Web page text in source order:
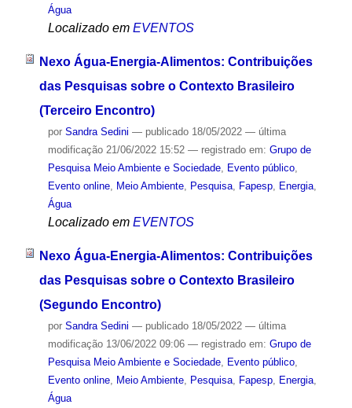
Água
Localizado em EVENTOS
Nexo Água-Energia-Alimentos: Contribuições
das Pesquisas sobre o Contexto Brasileiro
(Terceiro Encontro)
por Sandra Sedini — publicado18/05/2022 — última
modificação21/06/2022 15:52 — registrado em: Grupo de
Pesquisa Meio Ambiente e Sociedade, Evento público,
Evento online, Meio Ambiente, Pesquisa, Fapesp, Energia,
Água
Localizado em EVENTOS
Nexo Água-Energia-Alimentos: Contribuições
das Pesquisas sobre o Contexto Brasileiro
(Segundo Encontro)
por Sandra Sedini — publicado18/05/2022 — última
modificação13/06/2022 09:06 — registrado em: Grupo de
Pesquisa Meio Ambiente e Sociedade, Evento público,
Evento online, Meio Ambiente, Pesquisa, Fapesp, Energia,
Água